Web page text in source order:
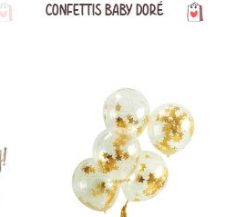
CONFETTIS BABY DORÉ